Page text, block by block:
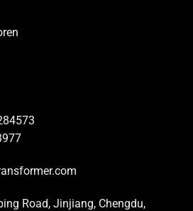
Road, Jinjiang, Chengdu,